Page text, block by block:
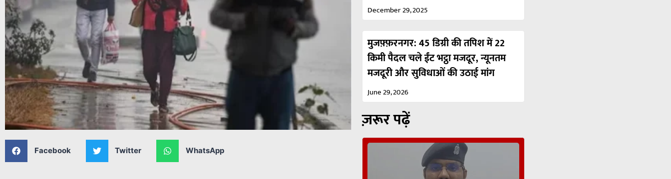
Facebook Twitter WhatsApp
December 29, 2025
मुजफ़्फ़रनगर: 45 डिग्री की तपिश में 22
किमी पैदल चले ईंट भट्ठा मजदूर, न्यूनतम
मजदूरी और सुविधाओं की उठाई मांग
June 29, 2026
ज़रूर पढ़ें